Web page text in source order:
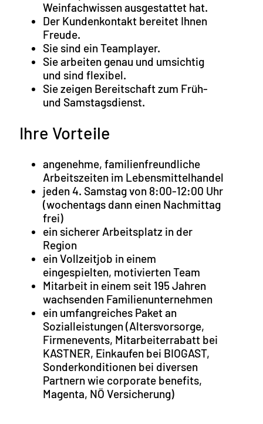
Weinfachwissen ausgestattet hat.
Der Kundenkontakt bereitet Ihnen
Freude.
Sie sind ein Teamplayer.
Sie arbeiten genau und umsichtig
und sind flexibel.
Sie zeigen Bereitschaft zum Früh-
und Samstagsdienst.
Ihre Vorteile
angenehme, familienfreundliche
Arbeitszeiten im Lebensmittelhandel
jeden 4. Samstag von 8:00-12:00 Uhr
(wochentags dann einen Nachmittag
frei)
ein sicherer Arbeitsplatz in der
Region
ein Vollzeitjob in einem
eingespielten, motivierten Team
Mitarbeit in einem seit 195 Jahren
wachsenden Familienunternehmen
ein umfangreiches Paket an
Sozialleistungen (Altersvorsorge,
Firmenevents, Mitarbeiterrabatt bei
KASTNER, Einkaufen bei BIOGAST,
Sonderkonditionen bei diversen
Partnern wie corporate benefits,
Magenta, NÖ Versicherung)